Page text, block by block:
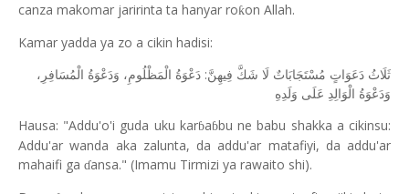
canza makomar jaririnta ta hanyar roƙon Allah.
Kamar yadda ya zo a cikin hadisi:
ثَلَاثُ دَعَوَاتٍ مُسْتَجَابَاتٌ لَا شَكَّ فِيهِنَّ: دَعْوَةُ الْمَظْلُومِ، وَدَعْوَةُ الْمُسَافِرِ،
وَدَعْوَةُ الْوَالِدِ عَلَى وَلَدِهِ
Hausa: "Addu'o'i guda uku karɓaɓbu ne babu shakka a cikinsu:
Addu'ar wanda aka zalunta, da addu'ar matafiyi, da addu'ar
mahaifi ga ɗansa." (Imamu Tirmizi ya rawaito shi).